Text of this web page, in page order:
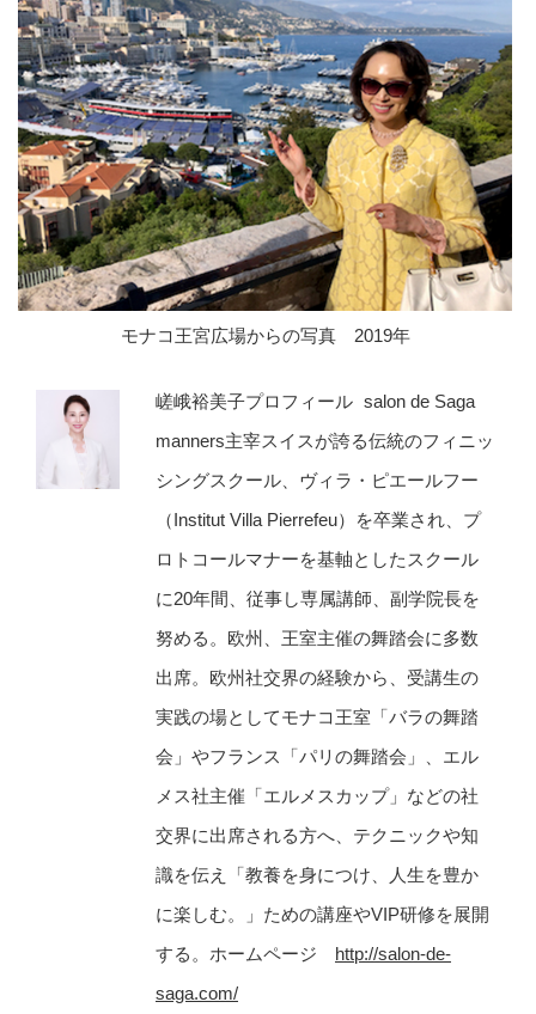
モナコ王宮広場からの写真 2019年
嵯峨裕美子プロフィール salon de Saga
manners主宰スイスが誇る伝統のフィニッ
シングスクール、ヴィラ・ピエールフー
（Institut Villa Pierrefeu）を卒業され、プ
ロトコールマナーを基軸としたスクール
に20年間、従事し専属講師、副学院長を
努める。欧州、王室主催の舞踏会に多数
出席。欧州社交界の経験から、受講生の
実践の場としてモナコ王室「バラの舞踏
会」やフランス「パリの舞踏会」、エル
メス社主催「エルメスカップ」などの社
交界に出席される方へ、テクニックや知
識を伝え「教養を身につけ、人生を豊か
に楽しむ。」ための講座やVIP研修を展開
する。ホームページ http://salon-de-
saga.com/